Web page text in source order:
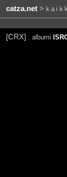
catza.net>
[CRX]
. albumi